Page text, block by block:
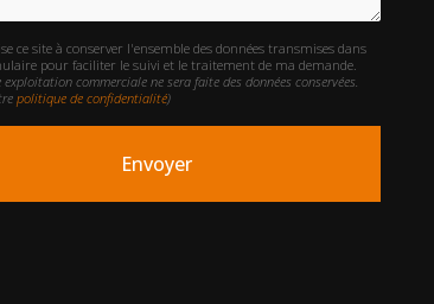
ce site à conserver l'ensemble des données transmises dans
pour faciliter le suivi et le traitement de ma demande.
exploitation commerciale ne sera faite des données conservées.
politique de confidentialité)